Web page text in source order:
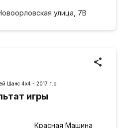
улица, 7В
Шанс 4х4 - 2017 г.р.
игры
Красная Машина